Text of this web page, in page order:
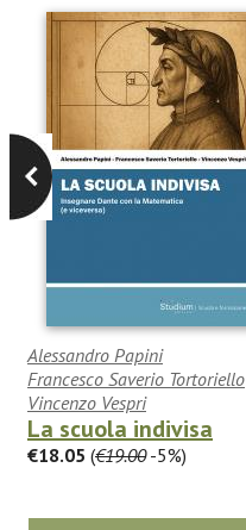
Alessandro Papini
Francesco Saverio Tortoriello
Vincenzo Vespri
La scuola indivisa
€18.05 (€19.00-5%)